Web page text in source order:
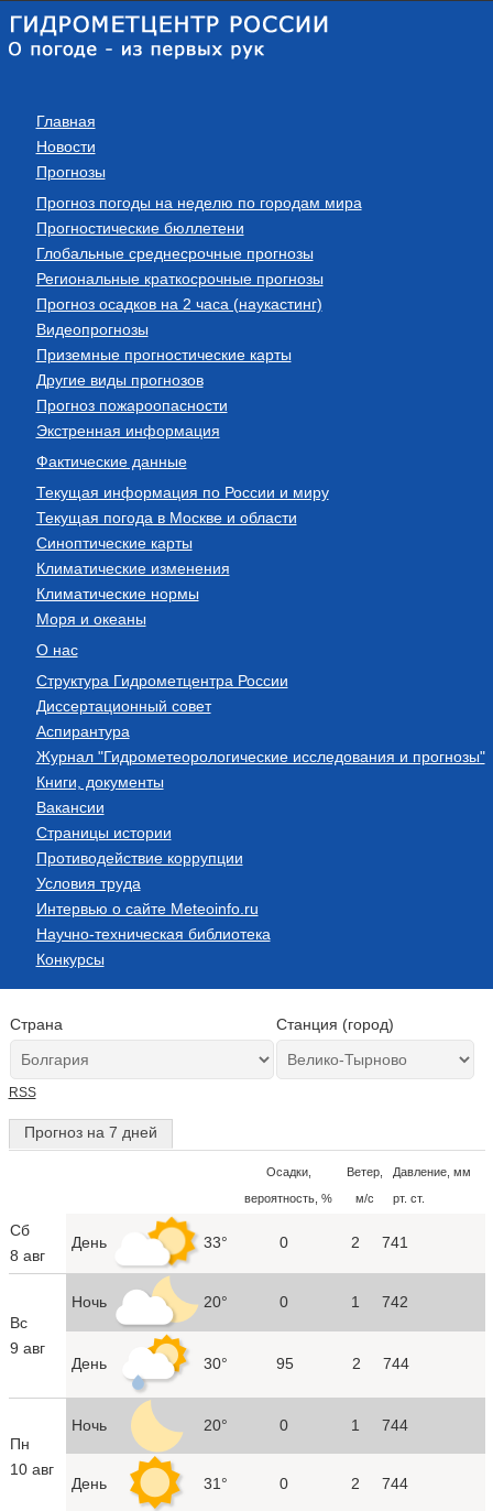
Главная
Новости
Прогнозы
Прогноз погоды на неделю по городам мира
Прогностические бюллетени
Глобальные среднесрочные прогнозы
Региональные краткосрочные прогнозы
Прогноз осадков на 2 часа (наукастинг)
Видеопрогнозы
Приземные прогностические карты
Другие виды прогнозов
Прогноз пожароопасности
Экстренная информация
Фактические данные
Текущая информация по России и миру
Текущая погода в Москве и области
Синоптические карты
Климатические изменения
Климатические нормы
Моря и океаны
О нас
Структура Гидрометцентра России
Диссертационный совет
Аспирантура
Журнал "Гидрометеорологические исследования и прогнозы"
Книги, документы
Вакансии
Страницы истории
Противодействие коррупции
Условия труда
Интервью о сайте Meteoinfo.ru
Научно-техническая библиотека
Конкурсы
Страна Станция (город)
RSS
Прогноз на 7 дней
Осадки,
вероятность, %
Ветер,
м/с
Давление, мм
рт. ст.
Сб
8 авг
День 33° 0 2 741
Вс
9 авг
Ночь 20° 0 1 742
День 30° 95 2 744
Пн
10 авг
Ночь 20° 0 1 744
День 31° 0 2 744